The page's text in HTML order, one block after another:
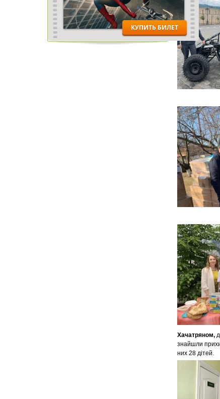
Хачатряном,
знайшли
них 28 дітей.